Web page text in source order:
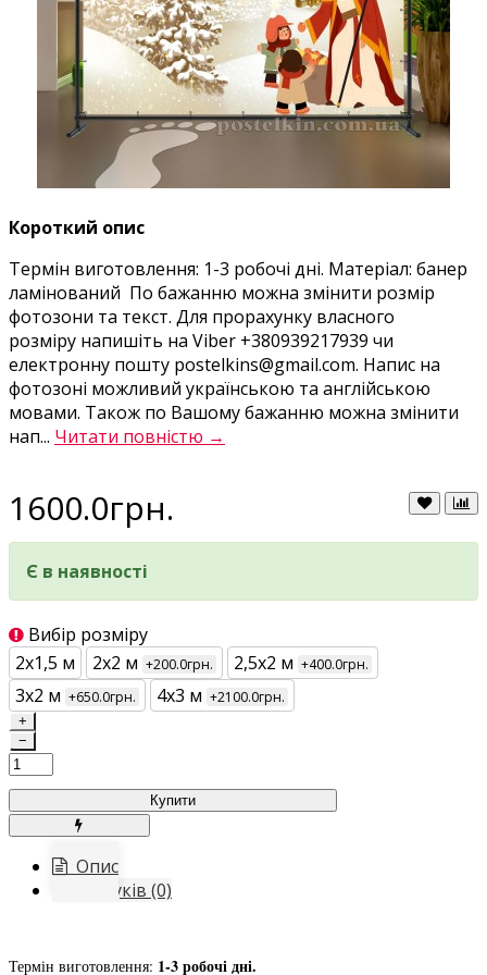
Короткий опис
Термін виготовлення: 1-3 робочі дні. Матеріал: банер
ламінований По бажанню можна змінити розмір
фотозони та текст. Для прорахунку власного
розміру напишіть на Viber +380939217939 чи
електронну пошту postelkins@gmail.com. Напис на
фотозоні можливий українською та англійською
мовами. Також по Вашому бажанню можна змінити
нап... Читати повністю →
1600.0грн.
Є в наявності
Вибір розміру
2х1,5 м
2х2 м +200.0грн. 2,5х2 м +400.0грн.
3х2 м +650.0грн. 4х3 м +2100.0грн.
+
−
Купити
Опис
Відгуків (0)
Термін виготовлення: 1-3 робочі дні.